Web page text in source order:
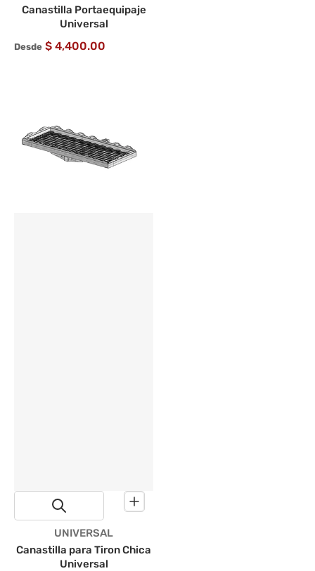
Canastilla Portaequipaje
Universal
Desde $ 4,400.00
Proveedor:
UNIVERSAL
Canastilla para Tiron Chica
Universal